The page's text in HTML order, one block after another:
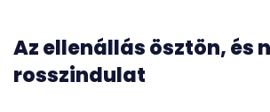
Az ellenállás ösztön, és
rosszindulat